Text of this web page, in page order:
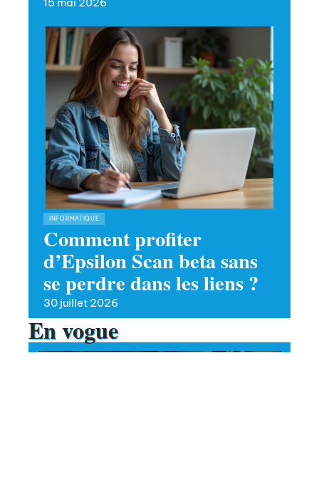
INFORMATIQUE
Comment profiter
d’Epsilon Scan beta sans
se perdre dans les liens ?
30 juillet 2026
En vogue